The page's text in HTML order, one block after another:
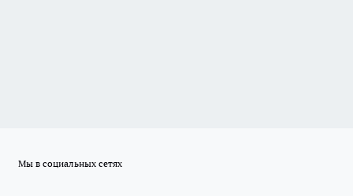
Мы в социальных сетях